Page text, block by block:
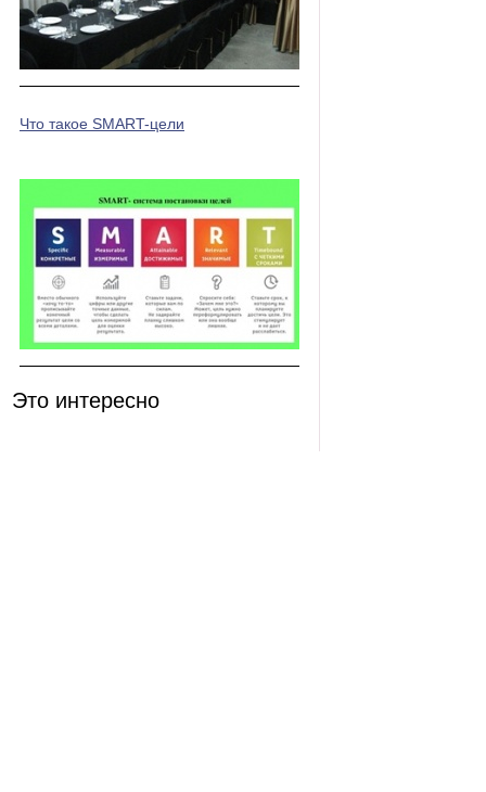
Что такое SMART-цели
Это интересно